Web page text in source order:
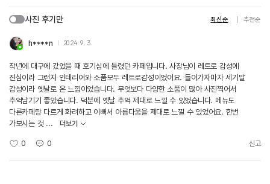
사진 후기만 최신순 추천순
h****n 2024. 9. 3.
작년에 대구에 갔었을 때 호기심에 들렸던 카페입니다. 사장님이 레트로 감성에
진심이라 그런지 인테리어와 소품모두 레트로감성이었어요. 들어가자마자 세기말
감성이라 옛날로 온 느낌이었습니다. 무엇보다 다양한 소품이 많아 사진찍어서
추억남기기 좋았습니다. 덕분에 옛날 추억 제대로 느낄 수 있었습니다. 메뉴도
다른카페랑 다르게 화려하고 이뻐서 아름다움을 제대로 느낄 수 있었어요. 한번
가보시는 것 ...
더보기
0 0 신고